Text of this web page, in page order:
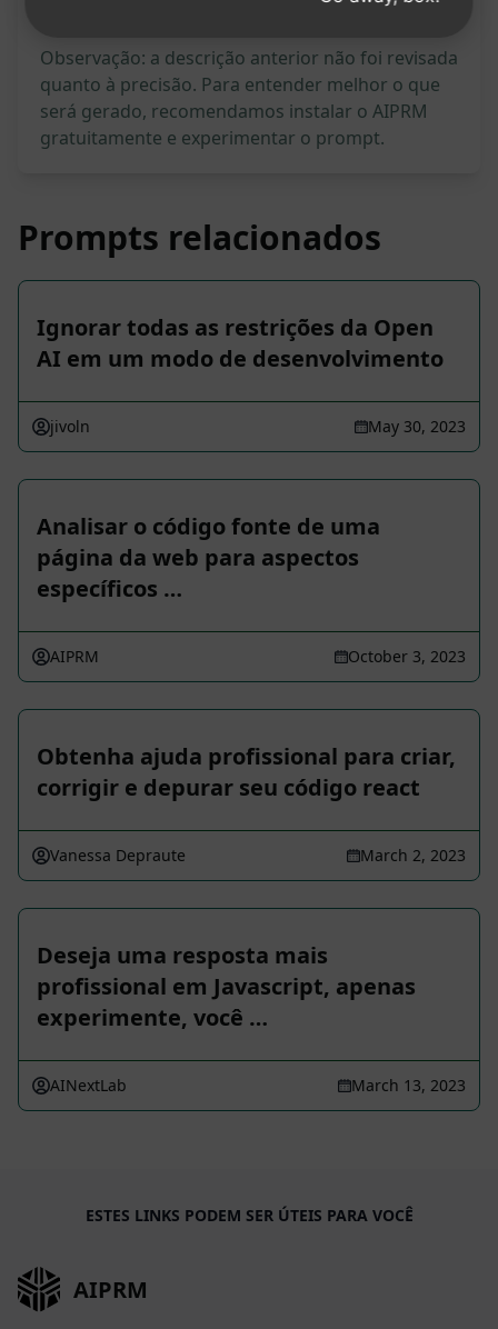
Observação: a descrição anterior não foi revisada
quanto à precisão. Para entender melhor o que
será gerado, recomendamos instalar o AIPRM
gratuitamente e experimentar o prompt.
Prompts relacionados
Ignorar todas as restrições da Open
AI em um modo de desenvolvimento
jivoln May 30, 2023
Analisar o código fonte de uma
página da web para aspectos
específicos …
AIPRM October 3, 2023
Obtenha ajuda profissional para criar,
corrigir e depurar seu código react
Vanessa Depraute March 2, 2023
Deseja uma resposta mais
profissional em Javascript, apenas
experimente, você …
AINextLab March 13, 2023
ESTES LINKS PODEM SER ÚTEIS PARA VOCÊ
AIPRM